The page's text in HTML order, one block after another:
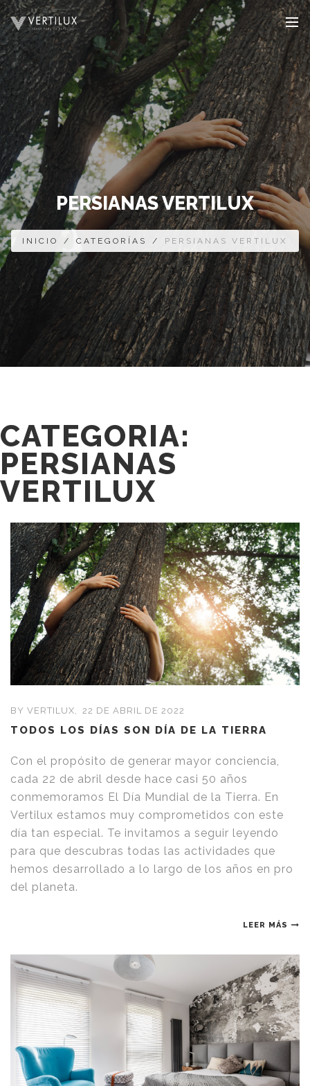
PERSIANAS VERTILUX
INICIO / CATEGORÍAS / PERSIANAS VERTILUX
CATEGORIA:
PERSIANAS
VERTILUX
BY VERTILUX, 22 DE ABRIL DE 2022
TODOS LOS DÍAS SON DÍA DE LA TIERRA
Con el propósito de generar mayor conciencia,
cada 22 de abril desde hace casi 50 años
conmemoramos El Día Mundial de la Tierra. En
Vertilux estamos muy comprometidos con este
día tan especial. Te invitamos a seguir leyendo
para que descubras todas las actividades que
hemos desarrollado a lo largo de los años en pro
del planeta.
LEER MÁS